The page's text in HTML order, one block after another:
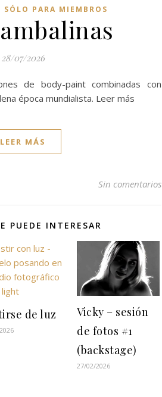
SÓLO PARA MIEMBROS
28/07/2026
de body-paint combinadas con
época mundialista. Leer más
LEER MÁS
Sin comentarios
PUEDE INTERESAR
de luz
Vicky – sesión
de fotos #1
(backstage)
27/02/2026